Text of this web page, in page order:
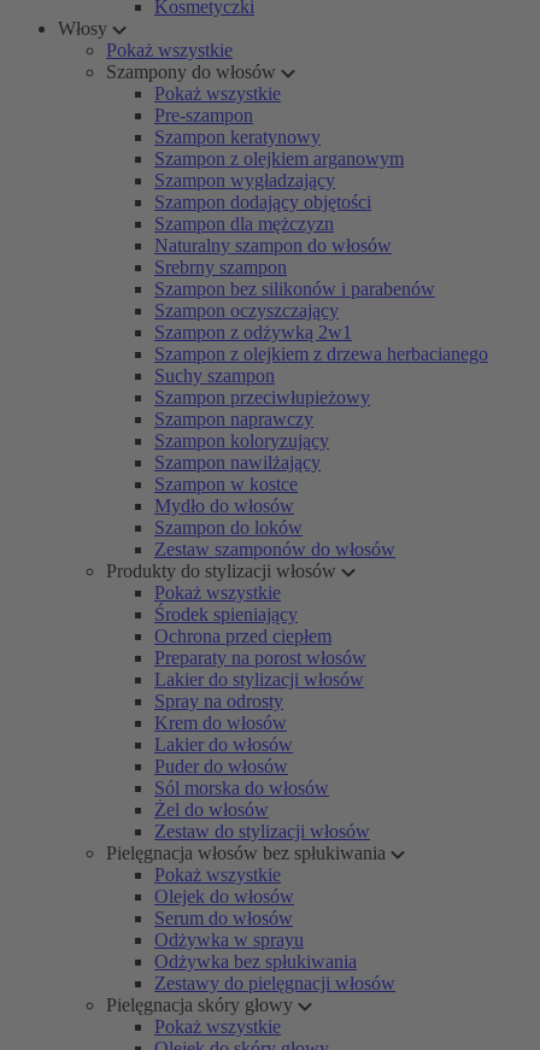
Kosmetyczki
Włosy
Pokaż wszystkie
Szampony do włosów
Pokaż wszystkie
Pre-szampon
Szampon keratynowy
Szampon z olejkiem arganowym
Szampon wygładzający
Szampon dodający objętości
Szampon dla mężczyzn
Naturalny szampon do włosów
Srebrny szampon
Szampon bez silikonów i parabenów
Szampon oczyszczający
Szampon z odżywką 2w1
Szampon z olejkiem z drzewa herbacianego
Suchy szampon
Szampon przeciwłupieżowy
Szampon naprawczy
Szampon koloryzujący
Szampon nawilżający
Szampon w kostce
Mydło do włosów
Szampon do loków
Zestaw szamponów do włosów
Produkty do stylizacji włosów
Pokaż wszystkie
Środek spieniający
Ochrona przed ciepłem
Preparaty na porost włosów
Lakier do stylizacji włosów
Spray na odrosty
Krem do włosów
Lakier do włosów
Puder do włosów
Sól morska do włosów
Żel do włosów
Zestaw do stylizacji włosów
Pielęgnacja włosów bez spłukiwania
Pokaż wszystkie
Olejek do włosów
Serum do włosów
Odżywka w sprayu
Odżywka bez spłukiwania
Zestawy do pielęgnacji włosów
Pielęgnacja skóry głowy
Pokaż wszystkie